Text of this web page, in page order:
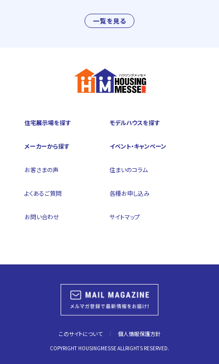
一覧を見る
住宅展示場を探す モデルハウスを探す
メーカーから探す イベント・キャンペーン
お客さまの声 住まいのコラム
よくあるご質問 各種お申し込み
お問い合わせ サイトマップ
COPYRIGHT HOUSINGMESSE ALLRIGHTS RESERVED.
このサイトについて 個人情報保護方針